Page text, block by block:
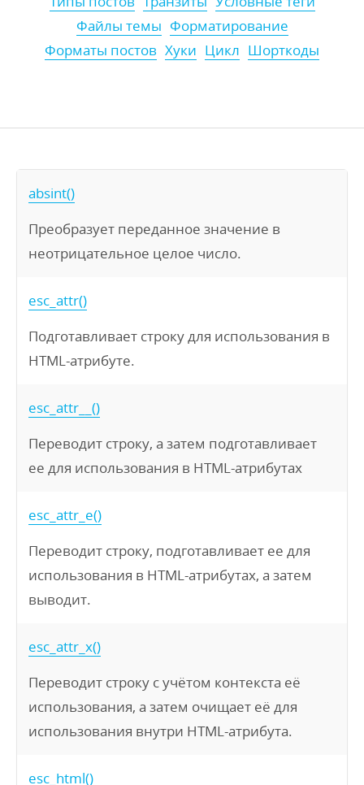
Файлы темы Форматирование
Форматы постов Хуки Цикл Шорткоды
absint()
Преобразует переданное значение в
неотрицательное целое число.
esc_attr()
Подготавливает строку для использования в
HTML-атрибуте.
esc_attr__()
Переводит строку, а затем подготавливает
ее для использования в HTML-атрибутах
esc_attr_e()
Переводит строку, подготавливает ее для
использования в HTML-атрибутах, а затем
выводит.
esc_attr_x()
Переводит строку с учётом контекста её
использования, а затем очищает её для
использования внутри HTML-атрибута.
esc_html()